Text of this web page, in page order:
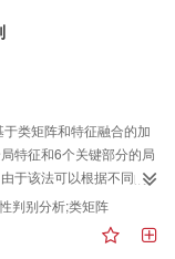
类矩阵和特征融合的加
特征和6个关键部分的局
于该法可以根据不同的
；然后通过将全局和局
一种加权PCA方法用于
时给出并证明了类矩阵
判别分析;类矩阵